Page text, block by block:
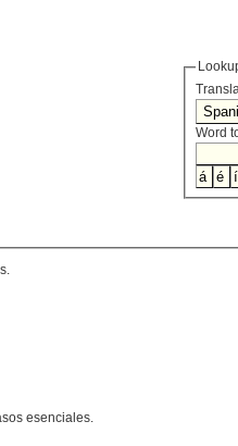
Word
esenciales.